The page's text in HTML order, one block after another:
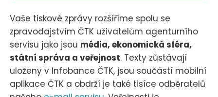
Vaše tiskové zprávy rozšíříme spolu se
zpravodajstvím ČTK uživatelům agenturního
servisu jako jsou média, ekonomická sféra,
státní správa a veřejnost. Texty zůstávají
uloženy v Infobance ČTK, jsou součástí mobilní
aplikace ČTK a obdrží je také tisíce odběratelů